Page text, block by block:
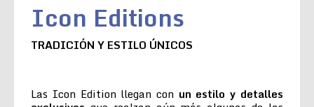
Icon Editions
TRADICIÓN Y ESTILO ÚNICOS
Las Icon Edition llegan con un estilo y detalles